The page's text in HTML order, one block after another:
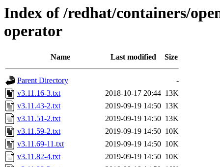
Index of /redhat/containers/
operator
Name Last modified Size
Parent Directory
-
v3.11.16-3.txt
2018-10-17 20:44 13K
v3.11.43-2.txt
2019-09-19 14:50 13K
v3.11.51-2.txt
2019-09-19 14:50 13K
v3.11.59-2.txt
2019-09-19 14:50 10K
v3.11.69-11.txt
2019-09-19 14:50 10K
v3.11.82-4.txt
2019-09-19 14:50 10K